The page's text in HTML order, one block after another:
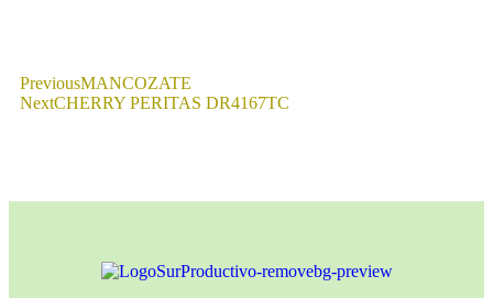
PreviousMANCOZATE
NextCHERRY PERITAS DR4167TC